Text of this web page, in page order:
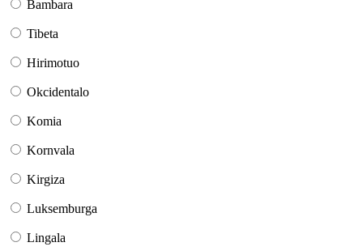
Bambara
Tibeta
Hirimotuo
Okcidentalo
Komia
Kornvala
Kirgiza
Luksemburga
Lingala